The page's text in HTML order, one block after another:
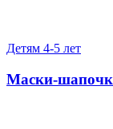
Детям 4-5 лет
Маски-